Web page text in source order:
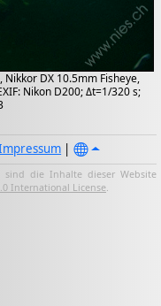
DX 10.5mm Fisheye,
Nikon D200; Δt=1/320 s;
|
sind die Inhalte dieser Website
International License